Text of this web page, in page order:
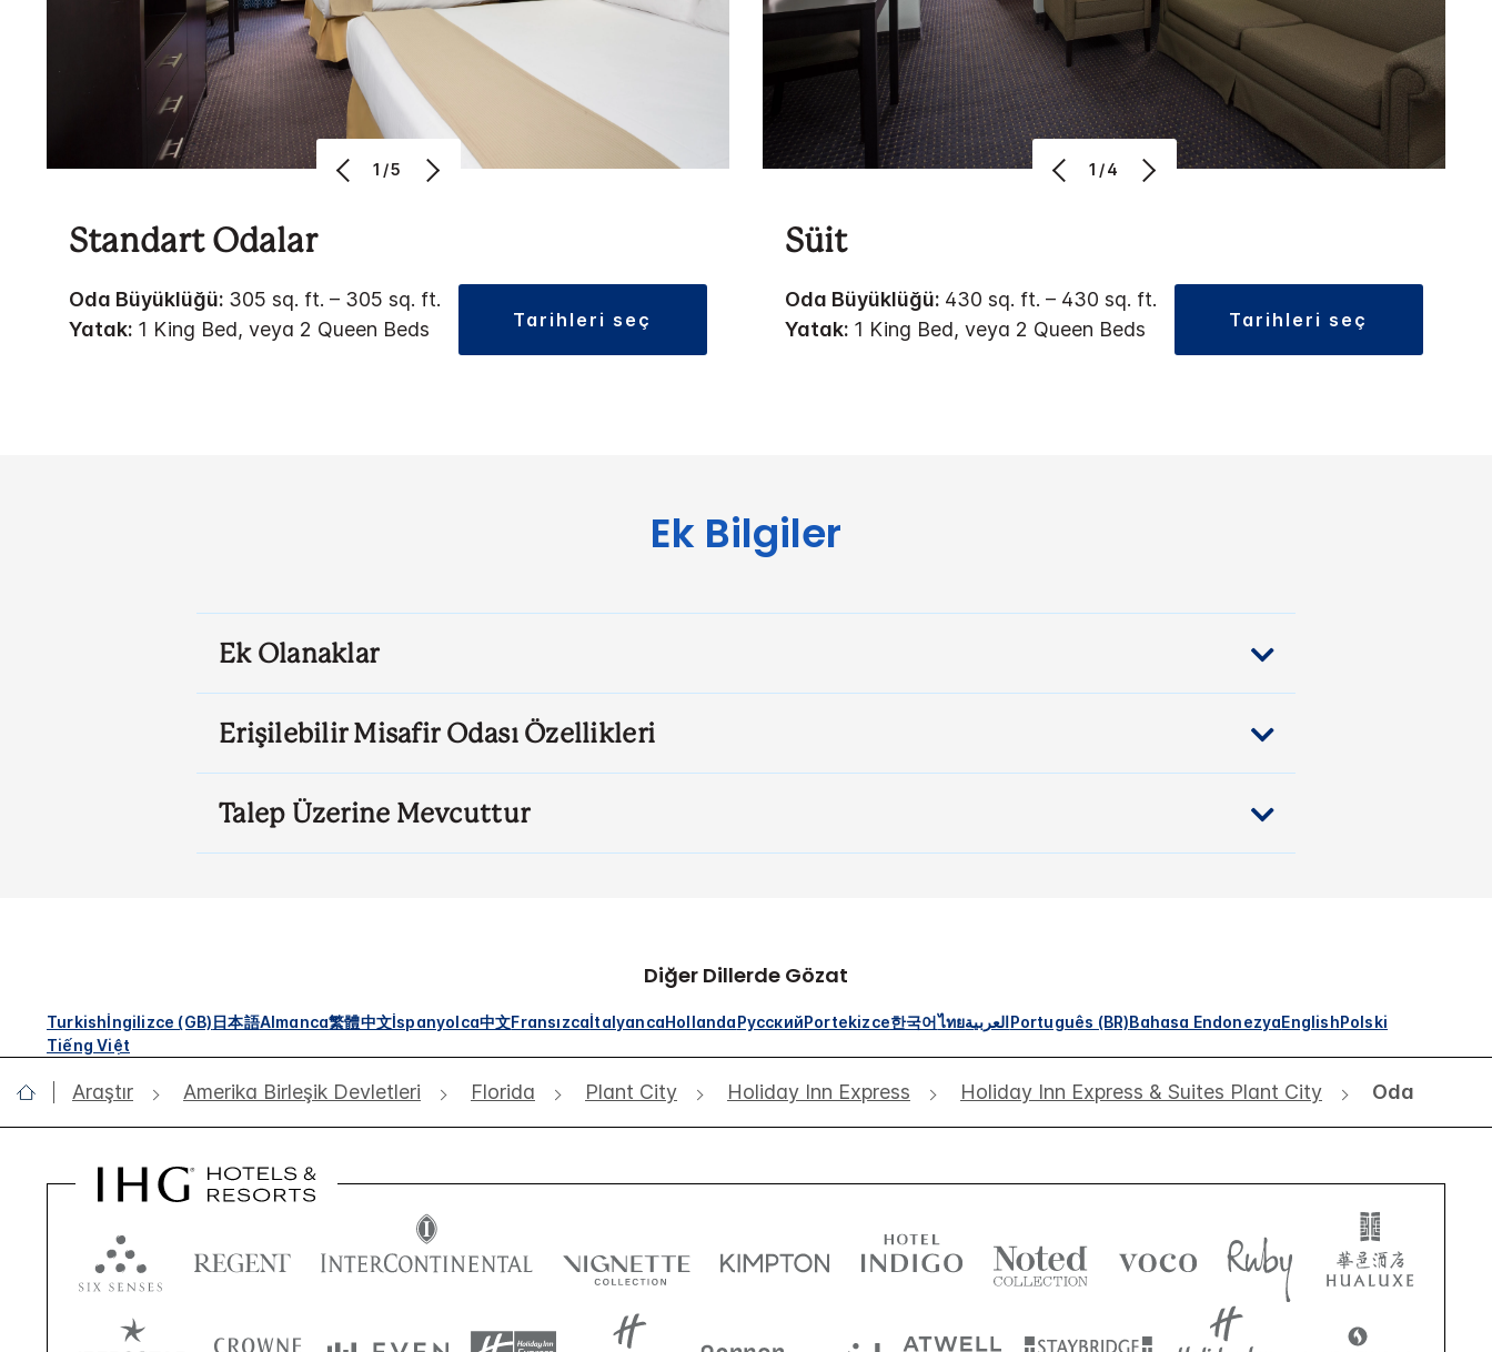
1/5
Standart Odalar
Oda Büyüklüğü: 305 sq. ft. – 305 sq. ft.
Yatak: 1 King Bed, veya 2 Queen Beds tarihleri seç
1/4
Süit
Oda Büyüklüğü: 430 sq. ft. – 430 sq. ft.
Yatak: 1 King Bed, veya 2 Queen Beds tarihleri seç
Ek Bilgiler
Ek Olanaklar
Erişilebilir Misafir Odası Özellikleri
Talep Üzerine Mevcuttur
Diğer Dillerde Gözat
Turkishİngilizce (GB)日本語Almanca繁體中文İspanyolca中文FransızcaİtalyancaHollandaРусскийPortekizce한국어ไทยالعربيةPortuguês (BR)Bahasa EndonezyaEnglishPolski
Tiếng Việt
Araştır Amerika Birleşik Devletleri Florida Plant City Holiday Inn Express Holiday Inn Express & Suites Plant City Oda